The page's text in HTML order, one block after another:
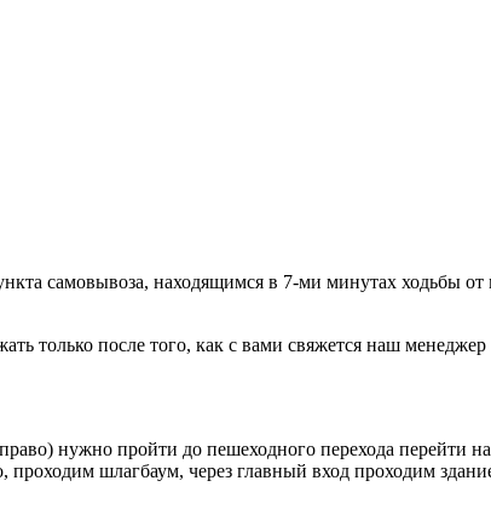
самовывоза, находящимся в 7-ми минутах ходьбы
только после того, как с вами свяжется наш
нужно пройти до пешеходного перехода перейти
шлагбаум, через главный вход проходим